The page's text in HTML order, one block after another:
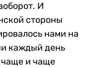
И
стороны
нами на
каждый день
и чаще